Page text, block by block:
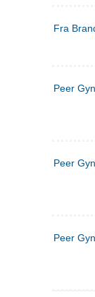
Fra
Peer
Peer
Peer